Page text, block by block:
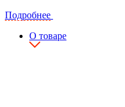
Подробнее
О товаре